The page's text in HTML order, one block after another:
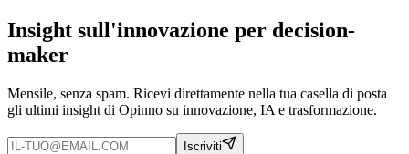
Insight sull'innovazione per decision-
maker
Mensile, senza spam. Ricevi direttamente nella tua casella di posta
gli ultimi insight di Opinno su innovazione, IA e trasformazione.
Iscriviti